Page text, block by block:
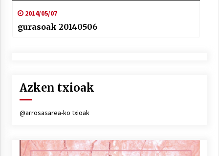
2014/05/07
gurasoak 20140506
Azken txioak
@arrosasarea-ko txioak